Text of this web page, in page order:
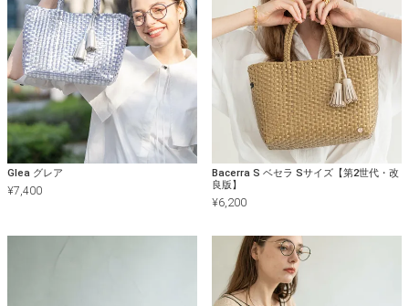
Glea グレア
¥7,400
Bacerra S ベセラ Sサイズ【第2世代・改
良版】
¥6,200